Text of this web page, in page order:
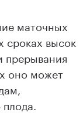
маточных
сроках высок
прерывания
оно может